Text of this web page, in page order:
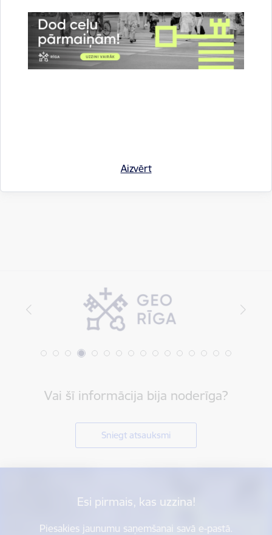
Aizvērt
Autors: Rīgas pašvaldības Ārējās komunikācijas nodaļa
Saistītas tēmas
Vai šī informācija bija noderīga?
Sniegt atsauksmi
Esi pirmais, kas uzzina!
Piesakies jaunumu saņemšanai savā e-pastā.